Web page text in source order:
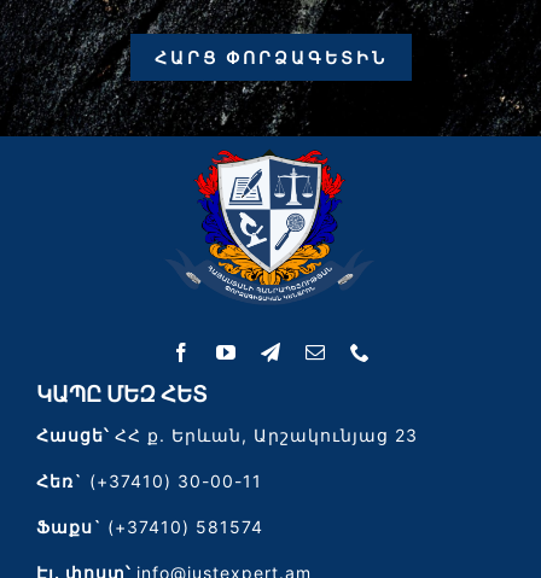
ՀԱՐՑ ՓՈՐՁԱԳԵՏԻՆ
ԿԱՊԸ ՄԵԶ ՀԵՏ
Հասցե՝ՀՀ ք. Երևան, Արշակունյաց 23
Հեռ` (+37410) 30-00-11
Ֆաքս` (+37410) 581574
Էլ․ փոստ՝ info@justexpert.am